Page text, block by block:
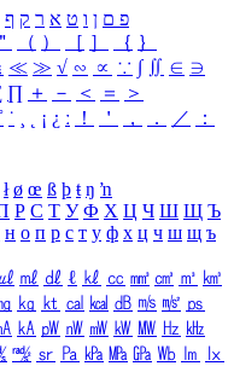
פ ם ן ו ט א ר ק ף
＂ （ ） ［ ］ ｛ ｝
≪ ≫ √ ∽ ∝ ∵ ∫ ∬ ∈ ∋
∏ ＋ － ＜ ＝
＞
˚ ˙ ¸ ¡ ¿ ː ！ ＇ ， ． ／
：
ł ø œ ß þ ŧ ŋ ŉ
Р С Т У Ф Х Ц Ч Ш Щ Ъ
н о п р с т у ф х ц ч ш щ ъ
㎖ ㎗ ℓ ㎘ ㏄ ㎣ ㎤ ㎥ ㎦
㎏ ㏏ ㎈ ㎉ ㏈ ㎧ ㎨ ㎰
㎄ ㎺ ㎻ ㎽ ㎾ ㎿ ㎐ ㎑
㎯ ㏛ ㎩ ㎪ ㎫ ㎬ ㏝ ㏐
㏓